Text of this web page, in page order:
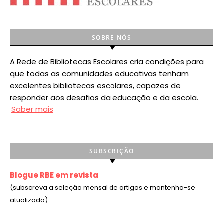
SOBRE NÓS
A Rede de Bibliotecas Escolares cria condições para
que todas as comunidades educativas tenham
excelentes bibliotecas escolares, capazes de
responder aos desafios da educação e da escola.
Saber mais
SUBSCRIÇÃO
Blogue RBE em revista
(subscreva a seleção mensal de artigos e mantenha-se
atualizado)